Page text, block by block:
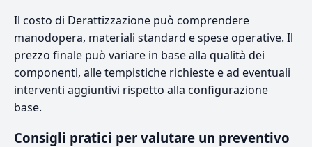
Il costo di Derattizzazione può comprendere
manodopera, materiali standard e spese operative. Il
prezzo finale può variare in base alla qualità dei
componenti, alle tempistiche richieste e ad eventuali
interventi aggiuntivi rispetto alla configurazione
base.
Consigli pratici per valutare un preventivo